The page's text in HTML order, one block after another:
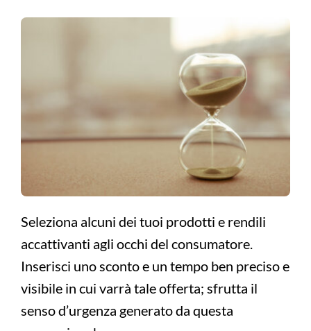
Seleziona alcuni dei tuoi prodotti e rendili
accattivanti agli occhi del consumatore.
Inserisci uno sconto e un tempo ben preciso e
visibile in cui varrà tale offerta; sfrutta il
senso d’urgenza generato da questa